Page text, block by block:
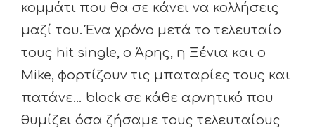
κομμάτι που θα σε κάνει να κολλήσεις
μαζί του. Ένα χρόνο μετά το τελευταίο
τους hit single, ο Άρης, η Ξένια και ο
Mike, φορτίζουν τις μπαταρίες τους και
πατάνε… block σε κάθε αρνητικό που
θυμίζει όσα ζήσαμε τους τελευταίους